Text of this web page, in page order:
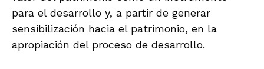
para el desarrollo y, a partir de generar
sensibilización hacia el patrimonio, en la
apropiación del proceso de desarrollo.